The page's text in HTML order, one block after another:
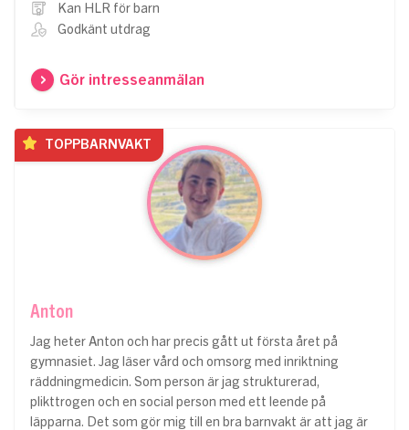
Kan HLR för barn
Godkänt utdrag
Gör intresseanmälan
TOPPBARNVAKT
Anton
Jag heter Anton och har precis gått ut första året på
gymnasiet. Jag läser vård och omsorg med inriktning
räddningmedicin. Som person är jag strukturerad,
plikttrogen och en social person med ett leende på
läpparna. Det som gör mig till en bra barnvakt är att jag är